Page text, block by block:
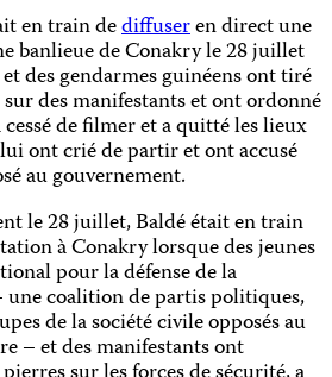
en train dediffuseren direct une
banlieue de Conakry le 28 juillet
des gendarmes guinéens ont tiré
des manifestants et ont ordonné
de filmer et a quitté les lieux
ont crié de partir et ont accusé
au gouvernement.
le 28 juillet, Baldé était en train
à Conakry lorsque des jeunes
pour la défense de la
coalition de partis politiques,
de la société civile opposés au
– et des manifestants ont